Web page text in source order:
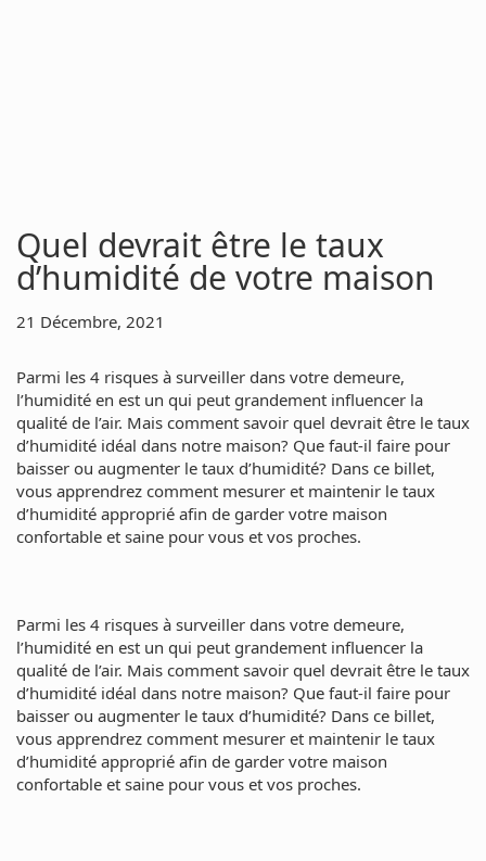
Quel devrait être le taux
d’humidité de votre maison
21 Décembre, 2021
Parmi les 4 risques à surveiller dans votre demeure,
l’humidité en est un qui peut grandement influencer la
qualité de l’air. Mais comment savoir quel devrait être le taux
d’humidité idéal dans notre maison? Que faut-il faire pour
baisser ou augmenter le taux d’humidité? Dans ce billet,
vous apprendrez comment mesurer et maintenir le taux
d’humidité approprié afin de garder votre maison
confortable et saine pour vous et vos proches.
Parmi les 4 risques à surveiller dans votre demeure,
l’humidité en est un qui peut grandement influencer la
qualité de l’air. Mais comment savoir quel devrait être le taux
d’humidité idéal dans notre maison? Que faut-il faire pour
baisser ou augmenter le taux d’humidité? Dans ce billet,
vous apprendrez comment mesurer et maintenir le taux
d’humidité approprié afin de garder votre maison
confortable et saine pour vous et vos proches.